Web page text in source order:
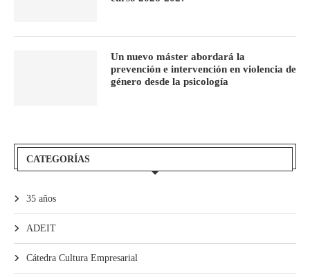
Un nuevo máster abordará la
prevención e intervención en violencia de
género desde la psicología
CATEGORÍAS
35 años
ADEIT
Cátedra Cultura Empresarial